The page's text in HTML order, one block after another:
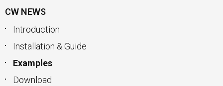
CW NEWS
Introduction
Installation & Guide
Examples
Download